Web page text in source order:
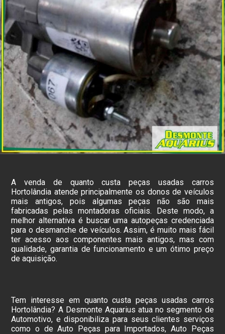
A venda de quanto custa peças usadas carros
Hortolândia atende principalmente os donos de veículos
mais antigos, pois algumas peças não são mais
fabricadas pelas montadoras oficiais. Deste modo, a
melhor alternativa é buscar uma autopeças credenciada
para o desmanche de veículos. Assim, é muito mais fácil
ter acesso aos componentes mais antigos, mas com
qualidade, garantia de funcionamento e um ótimo preço
de aquisição.
Tem interesse em quanto custa peças usadas carros
Hortolândia? A Desmonte Aquarius atua no segmento de
Automotivo, e disponibiliza para seus clientes serviços
como o de Auto Peças para Importados, Auto Peças